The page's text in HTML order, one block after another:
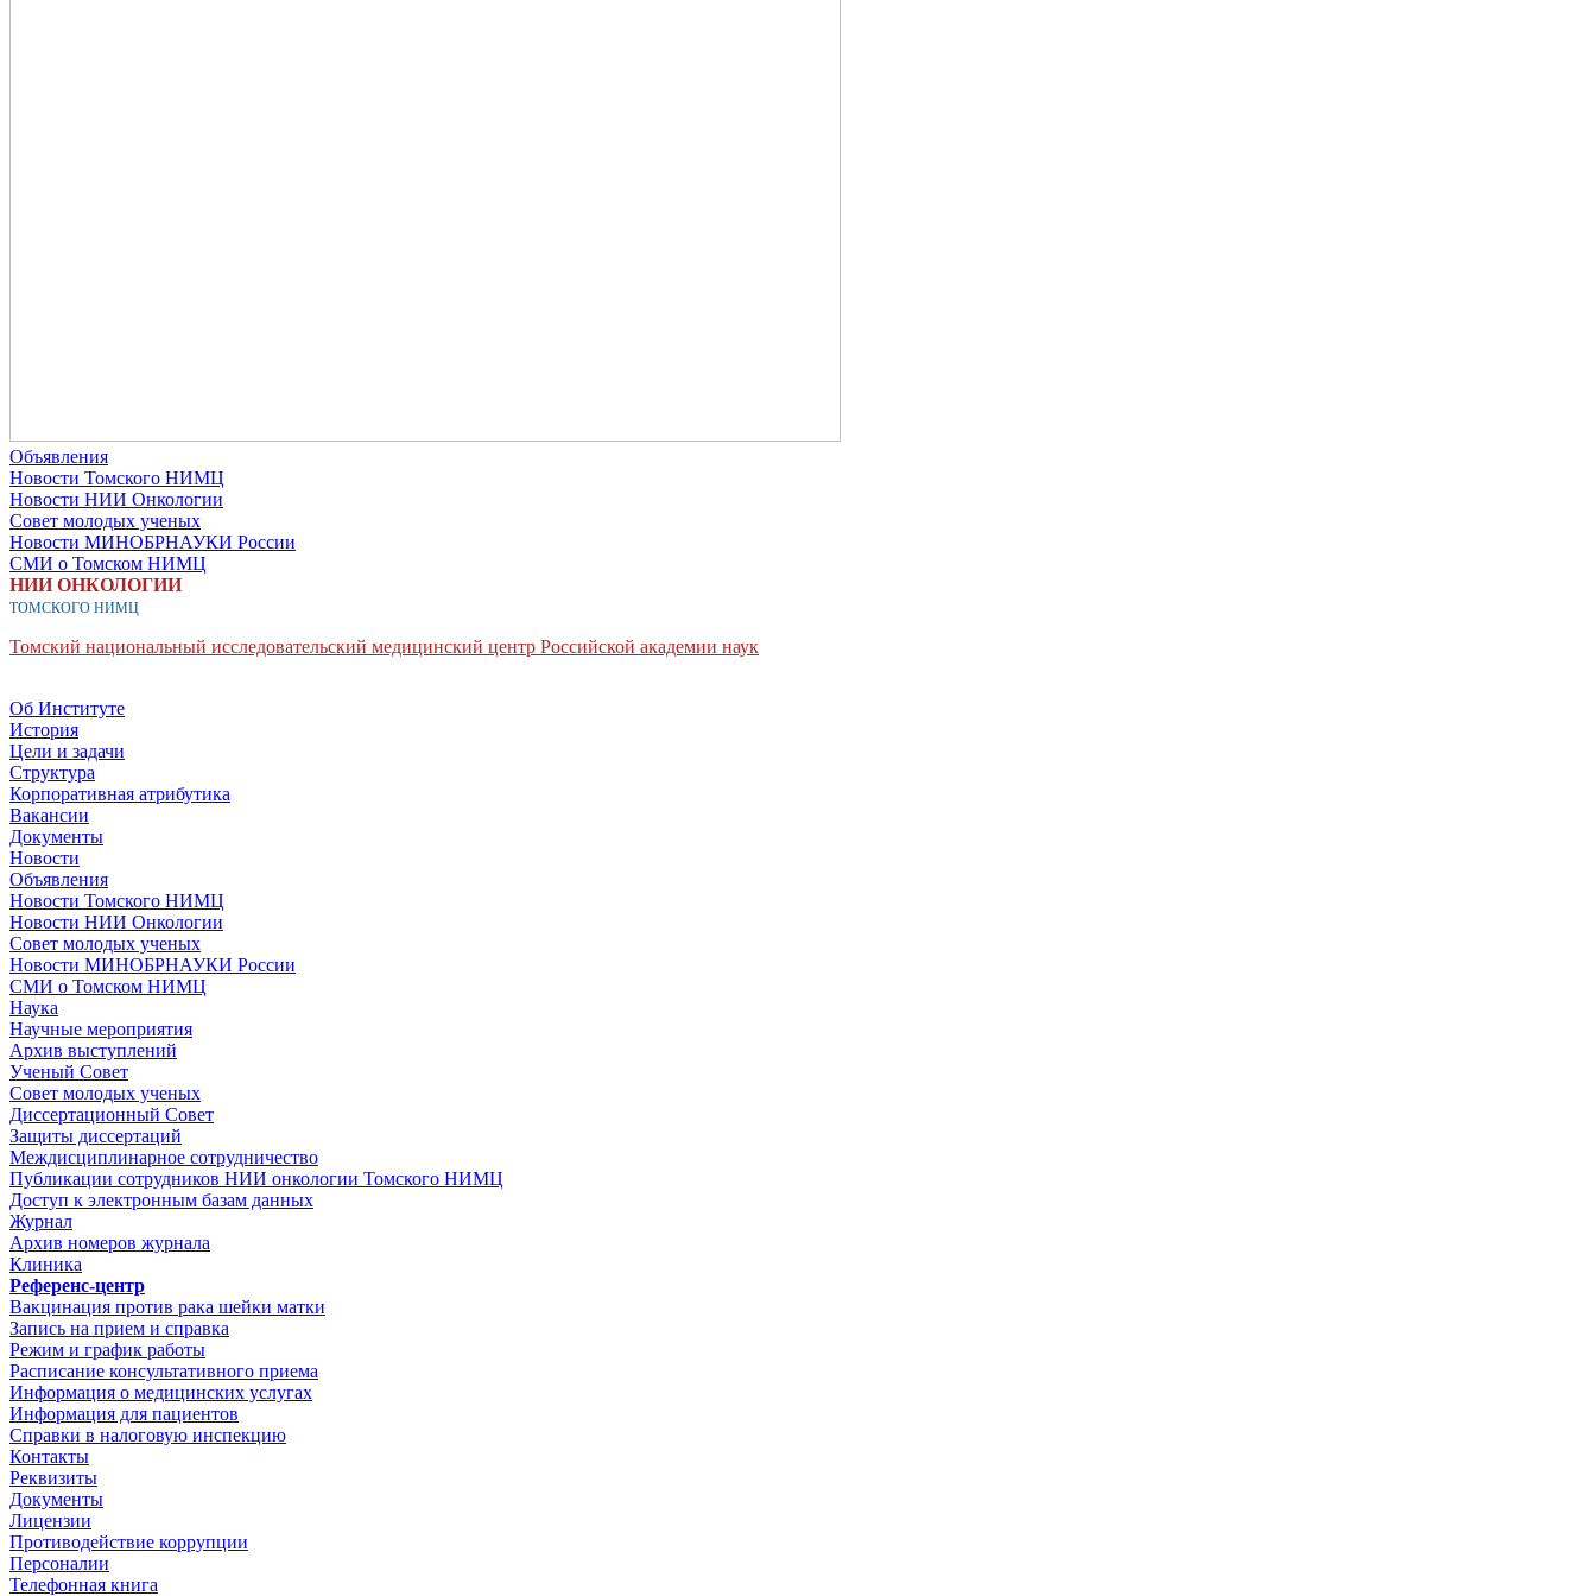
Объявления
Новости Томского НИМЦ
Новости НИИ Онкологии
Совет молодых ученых
Новости МИНОБРНАУКИ России
СМИ о Томском НИМЦ
НИИ ОНКОЛОГИИ
ТОМСКОГО НИМЦ
Томский национальный исследовательский медицинский центр Российской академии наук
Об Институте
История
Цели и задачи
Структура
Корпоративная атрибутика
Вакансии
Документы
Новости
Объявления
Новости Томского НИМЦ
Новости НИИ Онкологии
Совет молодых ученых
Новости МИНОБРНАУКИ России
СМИ о Томском НИМЦ
Наука
Научные мероприятия
Архив выступлений
Ученый Совет
Совет молодых ученых
Диссертационный Совет
Защиты диссертаций
Междисциплинарное сотрудничество
Публикации сотрудников НИИ онкологии Томского НИМЦ
Доступ к электронным базам данных
Журнал
Архив номеров журнала
Клиника
Референс-центр
Вакцинация против рака шейки матки
Запись на прием и справка
Режим и график работы
Расписание консультативного приема
Информация о медицинских услугах
Информация для пациентов
Справки в налоговую инспекцию
Контакты
Реквизиты
Документы
Лицензии
Противодействие коррупции
Персоналии
Телефонная книга